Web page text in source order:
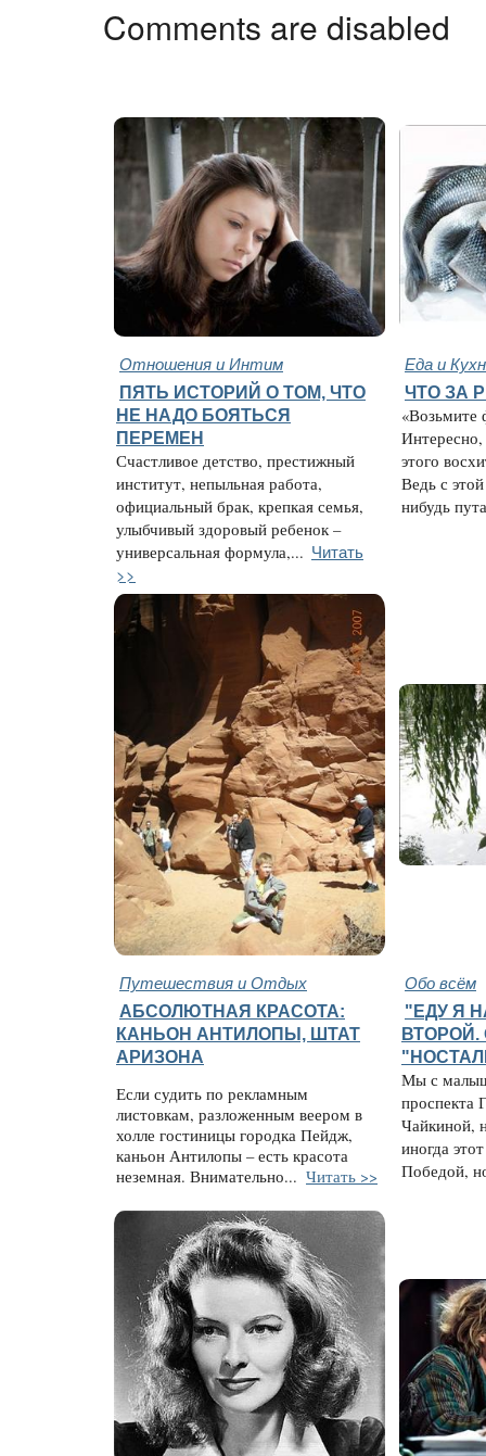
Comments are disabled
Отношения и Интим Еда и
ПЯТЬ ИСТОРИЙ О ТОМ, ЧТО
НЕ НАДО БОЯТЬСЯ
ПЕРЕМЕН
Счастливое детство, престижный
институт, непыльная работа,
официальный брак, крепкая семья,
улыбчивый здоровый ребенок –
универсальная формула,... Читать
>>
ЧТО ЗА
«Возьмите
этого
Ведь с
нибудь
Путешествия и Отдых Обо всём
АБСОЛЮТНАЯ КРАСОТА:
КАНЬОН АНТИЛОПЫ, ШТАТ
АРИЗОНА
Если судить по рекламным
листовкам, разложенным веером в
холле гостиницы городка Пейдж,
каньон Антилопы – есть красота
неземная. Внимательно... Читать >>
"ЕДУ Я
ВТОРОЙ.
Мы с
проспекта
Чайкиной,
иногда
Победой,